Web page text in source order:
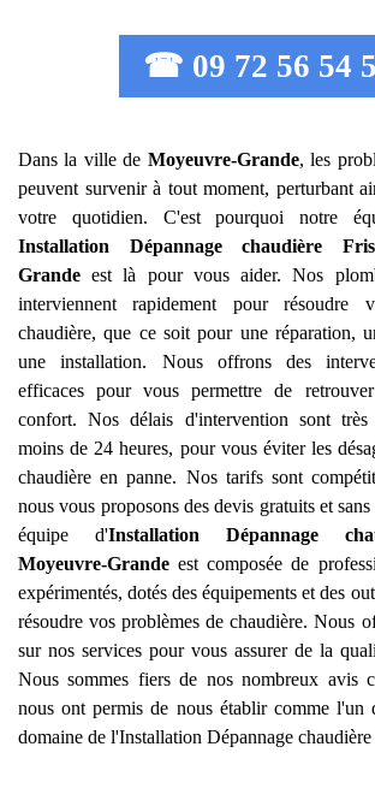
☎ 09 72 56 54
Dans la ville de Moyeuvre-Grande, les
peuvent survenir à tout moment, perturbant
votre quotidien. C'est pourquoi notre
Installation Dépannage chaudière
Grande est là pour vous aider. Nos
interviennent rapidement pour résoudre
chaudière, que ce soit pour une réparation,
une installation. Nous offrons des
efficaces pour vous permettre de
confort. Nos délais d'intervention sont
moins de 24 heures, pour vous éviter les
chaudière en panne. Nos tarifs sont
nous vous proposons des devis gratuits et
équipe d'Installation Dépannage
Moyeuvre-Grande est composée de
expérimentés, dotés des équipements et des
résoudre vos problèmes de chaudière. Nous
sur nos services pour vous assurer de la
Nous sommes fiers de nos nombreux avis
nous ont permis de nous établir comme l'un
domaine de l'Installation Dépannage